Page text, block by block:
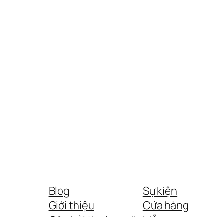
Blog
Giới thiệu
Sự kiện
Cửa hàng